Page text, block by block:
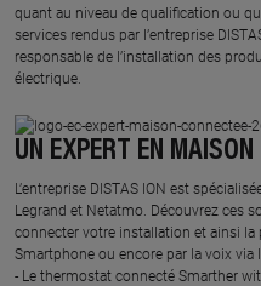
quant au niveau de qualification ou
services rendus par l’entreprise
responsable de l’installation des
électrique.
UN EXPERT EN MAISON
L’entreprise DISTAS ION est
Legrand et Netatmo. Découvrez ces
connecter votre installation et ainsi
Smartphone ou encore par la voix via
- Le thermostat connecté Smarther